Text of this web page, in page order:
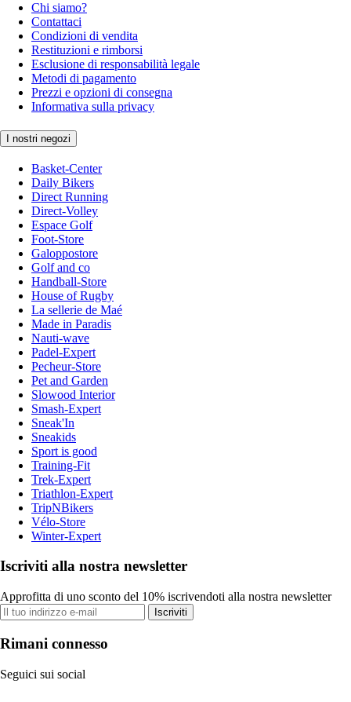
Chi siamo?
Contattaci
Condizioni di vendita
Restituzioni e rimborsi
Esclusione di responsabilità legale
Metodi di pagamento
Prezzi e opzioni di consegna
Informativa sulla privacy
I nostri negozi
Basket-Center
Daily Bikers
Direct Running
Direct-Volley
Espace Golf
Foot-Store
Galoppostore
Golf and co
Handball-Store
House of Rugby
La sellerie de Maé
Made in Paradis
Nauti-wave
Padel-Expert
Pecheur-Store
Pet and Garden
Slowood Interior
Smash-Expert
Sneak'In
Sneakids
Sport is good
Training-Fit
Trek-Expert
Triathlon-Expert
TripNBikers
Vélo-Store
Winter-Expert
Iscriviti alla nostra newsletter
Approfitta di uno sconto del 10% iscrivendoti alla nostra newsletter
Iscriviti
Rimani connesso
Seguici sui social